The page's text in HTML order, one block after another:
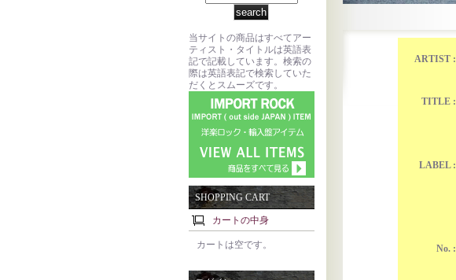
当サイトの商品はすべてアー
ティスト・タイトルは英語表
記で記載しています。検索の
際は英語表記で検索していた
だくとスムーズです。
SHOPPING CART
カートの中身
カートは空です。
ARTIST :
TITLE :
LABEL :
No. :